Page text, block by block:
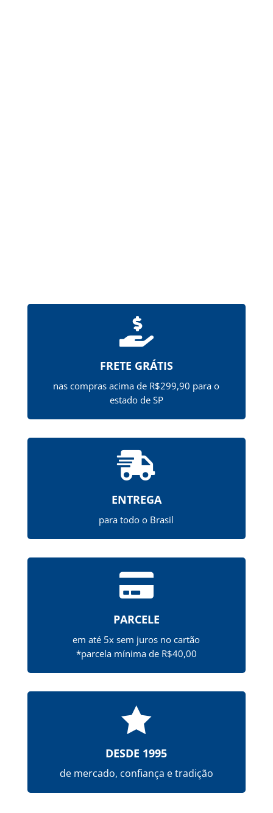

FRETE GRÁTIS
nas compras acima de R$299,90 para o
estado de SP

ENTREGA
para todo o Brasil

PARCELE
em até 5x sem juros no cartão
*parcela mínima de R$40,00

DESDE 1995
de mercado, confiança e tradição